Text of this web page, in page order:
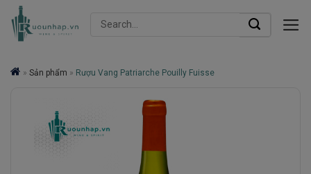
Skip
Search
» Sản phẩm » Rượu Vang Patriarche Pouilly Fuisse